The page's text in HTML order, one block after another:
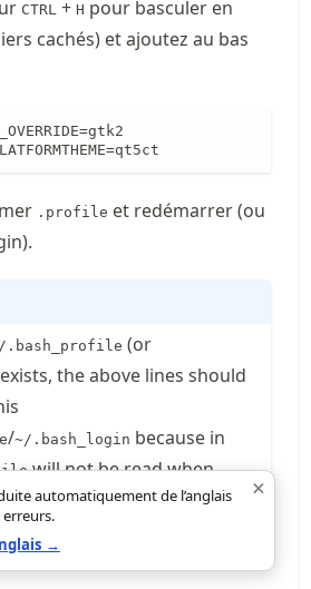
CTRL + H pour basculer en
cachés) et ajoutez au bas
.profile et redémarrer (ou
.bash_profile (or
the above lines should
/~/.bash_login because in
will not be read when
Qtàarchlinux.org
×
automatiquement de l’anglais
→